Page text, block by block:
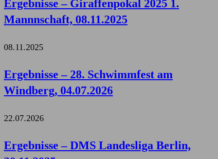
Ergebnisse – Giraffenpokal 2025 1.
Mannnschaft, 08.11.2025
08.11.2025
Ergebnisse – 28. Schwimmfest am
Windberg, 04.07.2026
22.07.2026
Ergebnisse – DMS Landesliga Berlin,